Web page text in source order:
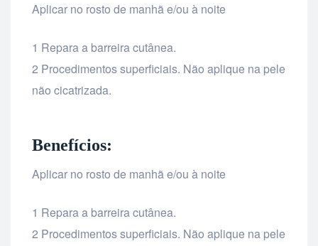
Aplicar no rosto de manhã e/ou à noite
1 Repara a barreira cutânea.
2 Procedimentos superficiais. Não aplique na pele
não cicatrizada.
Benefícios:
Aplicar no rosto de manhã e/ou à noite
1 Repara a barreira cutânea.
2 Procedimentos superficiais. Não aplique na pele